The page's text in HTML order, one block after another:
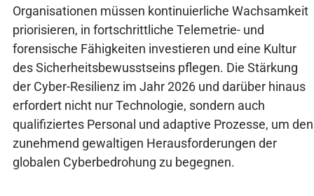
Organisationen müssen kontinuierliche Wachsamkeit
priorisieren, in fortschrittliche Telemetrie- und
forensische Fähigkeiten investieren und eine Kultur
des Sicherheitsbewusstseins pflegen. Die Stärkung
der Cyber-Resilienz im Jahr 2026 und darüber hinaus
erfordert nicht nur Technologie, sondern auch
qualifiziertes Personal und adaptive Prozesse, um den
zunehmend gewaltigen Herausforderungen der
globalen Cyberbedrohung zu begegnen.